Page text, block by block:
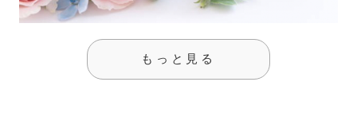
もっと見る